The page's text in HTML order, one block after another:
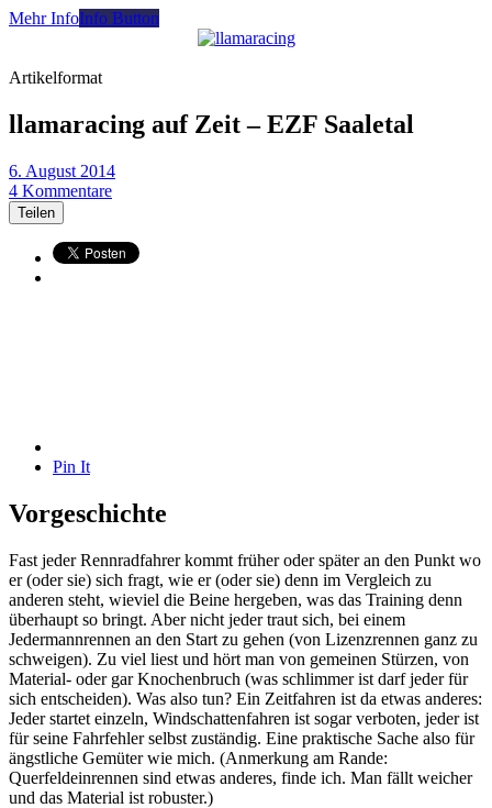
Mehr InfoInfo Button
Artikelformat
llamaracing auf Zeit – EZF Saaletal
6. August 2014
4 Kommentare
Teilen
Pin It
Vorgeschichte
Fast jeder Rennradfahrer kommt früher oder später an den Punkt wo
er (oder sie) sich fragt, wie er (oder sie) denn im Vergleich zu
anderen steht, wieviel die Beine hergeben, was das Training denn
überhaupt so bringt. Aber nicht jeder traut sich, bei einem
Jedermannrennen an den Start zu gehen (von Lizenzrennen ganz zu
schweigen). Zu viel liest und hört man von gemeinen Stürzen, von
Material- oder gar Knochenbruch (was schlimmer ist darf jeder für
sich entscheiden). Was also tun? Ein Zeitfahren ist da etwas anderes:
Jeder startet einzeln, Windschattenfahren ist sogar verboten, jeder ist
für seine Fahrfehler selbst zuständig. Eine praktische Sache also für
ängstliche Gemüter wie mich. (Anmerkung am Rande:
Querfeldeinrennen sind etwas anderes, finde ich. Man fällt weicher
und das Material ist robuster.)